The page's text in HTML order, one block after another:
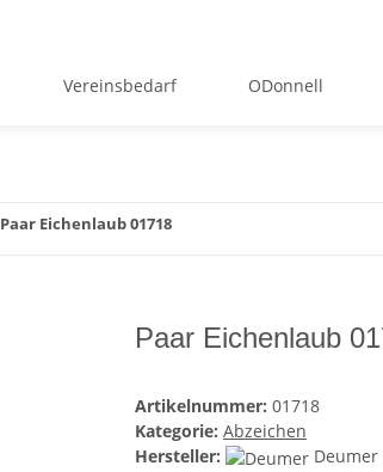
Vereinsbedarf ODonnell
Paar Eichenlaub 01718
Paar Eichenlaub
Artikelnummer: 01718
Kategorie: Abzeichen
Hersteller:
Deumer